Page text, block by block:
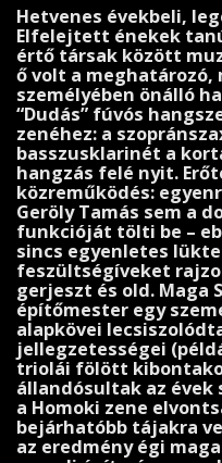
Hetvenes évekbeli,
Elfelejtett énekek
értő társak között
ő volt a meghatározó,
személyében önálló
“Dudás” fúvós
zenéhez: a
basszusklarinét a
hangzás felé nyit.
közreműködés:
Geröly Tamás sem a
funkcióját tölti be –
sincs egyenletes
feszültségíveket
gerjeszt és old. Maga
építőmester egy
alapkövei
jellegzetességei
triolái fölött
állandósultak az
a Homoki zene
bejárhatóbb tájakra
az eredmény égi